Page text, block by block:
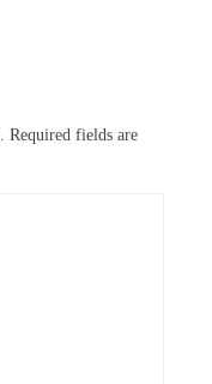
Required fields are